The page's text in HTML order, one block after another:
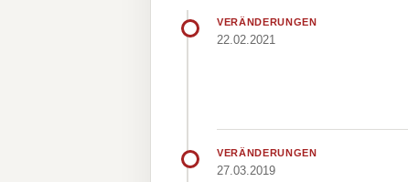
VERÄNDERUNGEN
22.02.2021
VERÄNDERUNGEN
27.03.2019